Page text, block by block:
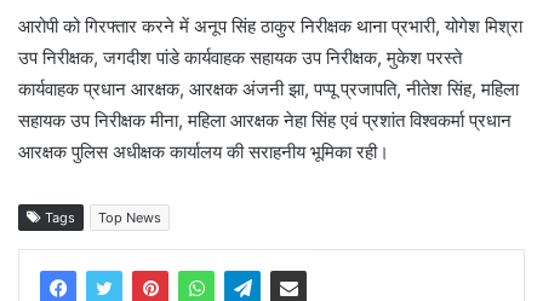
आरोपी को गिरफ्तार करने में अनूप सिंह ठाकुर निरीक्षक थाना प्रभारी, योगेश मिश्रा
उप निरीक्षक, जगदीश पांडे कार्यवाहक सहायक उप निरीक्षक, मुकेश परस्ते
कार्यवाहक प्रधान आरक्षक, आरक्षक अंजनी झा, पप्पू प्रजापति, नीतेश सिंह, महिला
सहायक उप निरीक्षक मीना, महिला आरक्षक नेहा सिंह एवं प्रशांत विश्वकर्मा प्रधान
आरक्षक पुलिस अधीक्षक कार्यालय की सराहनीय भूमिका रही।
Tags Top News